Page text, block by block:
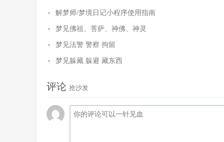
解梦师/梦境日记小程序使用指南
梦见佛祖、菩萨、神佛、神灵
梦见法警 警察 拘留
梦见躲藏 躲避 藏东西
评论 抢沙发